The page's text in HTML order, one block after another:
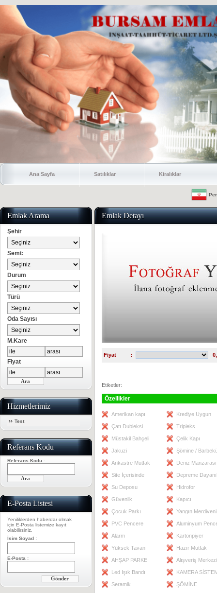
Ana Sayfa Satılıklar Kiralıklar
Emlak Arama
Şehir
Semt:
Durum
Türü
Oda Sayısı
M.Kare
Fiyat
Hizmetlerimiz
Test
Referans Kodu
Referans Kodu :
E-Posta Listesi
Yeniliklerden haberdar olmak
için E-Posta listemize kayıt
olabilirsiniz.
İsim Soyad :
E-Posta :
Emlak Detayı
Fiyat :
Etiketler:
Özellikler
Amerikan kapı Krediye Uygun
Çatı Dubleksi Tripleks
Müstakil Bahçeli Çelik Kapı
Jakuzi Şömine /
Ankastre Mutfak Deniz Manzarası
Site İçerisinde Depreme
Su Deposu Hidrofor
Güvenlik Kapıcı
Çocuk Parkı Yangın Merdiveni
PVC Pencere Aluminyum
Alarm Kartonpiyer
Yüksek Tavan Hazır Mutfak
AHŞAP PARKE Alışveriş Merkezi
Led Işık Bandı KAMERA
Seramik ŞÖMİNE